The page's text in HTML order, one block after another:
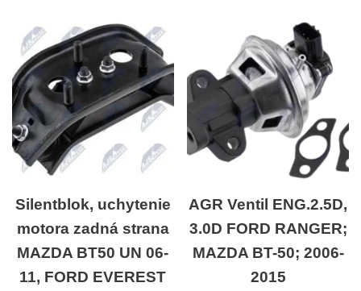
Silentblok, uchytenie
motora zadná strana
MAZDA BT50 UN 06-
11, FORD EVEREST
AGR Ventil ENG.2.5D,
3.0D FORD RANGER;
MAZDA BT-50; 2006-
2015